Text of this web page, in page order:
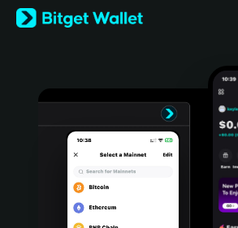
English
日本語
Türkçe
Português (Portugal)